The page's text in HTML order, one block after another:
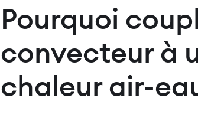
Pourquoi
convecteur à
chaleur air-